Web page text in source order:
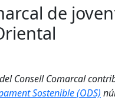
de
Consell Comarcal
Sostenible (ODS)